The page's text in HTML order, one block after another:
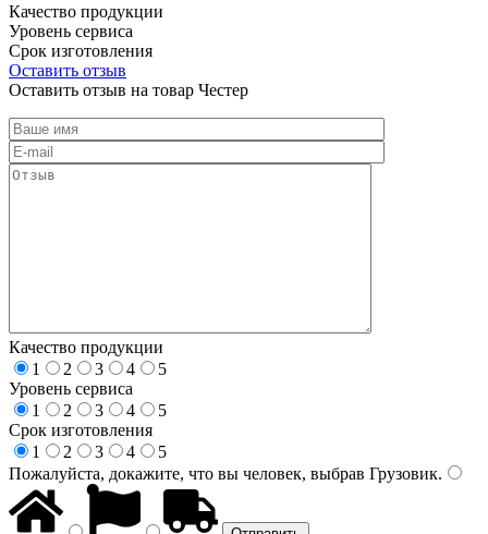
Качество продукции
Уровень сервиса
Срок изготовления
Оставить отзыв
Оставить отзыв на товар Честер
Качество продукции
1
2 3 4
5
Уровень сервиса
1
2 3 4
5
Срок изготовления
1
2 3 4
5
Пожалуйста, докажите, что вы человек, выбрав Грузовик.